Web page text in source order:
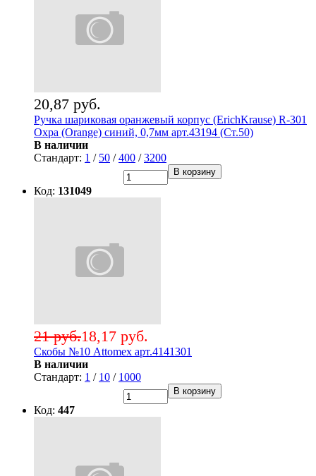
20,87 руб.
Ручка шариковая оранжевый корпус (ErichKrause) R-301
Охра (Orange) синий, 0,7мм арт.43194 (Ст.50)
В наличии
Стандарт: 1 / 50 /400 /3200
В корзину
Код: 131049
18,17 руб.
21 руб.
Скобы №10 Attomex арт.4141301
В наличии
Стандарт: 1 / 10 / 1000
В корзину
Код: 447